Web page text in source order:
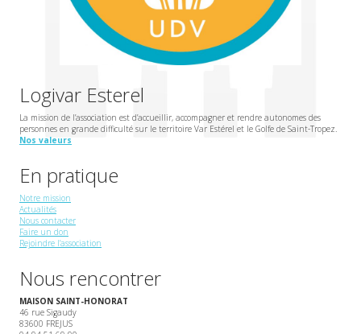
Logivar Esterel
La mission de l’association est d’accueillir, accompagner et rendre autonomes des
personnes en grande difficulté sur le territoire Var Estérel et le Golfe de Saint-Tropez.
Nos valeurs
En pratique
Notre mission
Actualités
Nous contacter
Faire un don
Rejoindre l’association
Nous rencontrer
MAISON SAINT-HONORAT
46 rue Sigaudy
83600 FREJUS